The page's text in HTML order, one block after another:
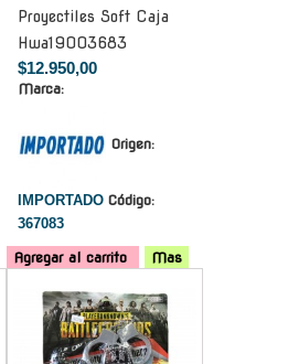
Proyectiles Soft Caja
Hwa19003683
$12.950,00
Marca:
Origen:
IMPORTADO Código:
367083
Agregar al carrito
Mas